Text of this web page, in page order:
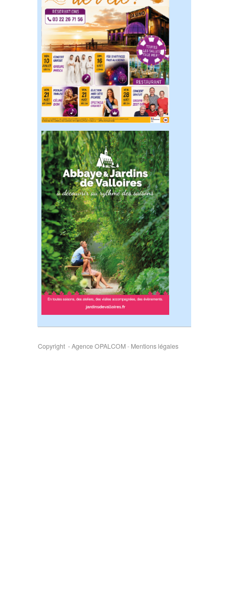
Copyright - Agence OPALCOM- Mentions légales